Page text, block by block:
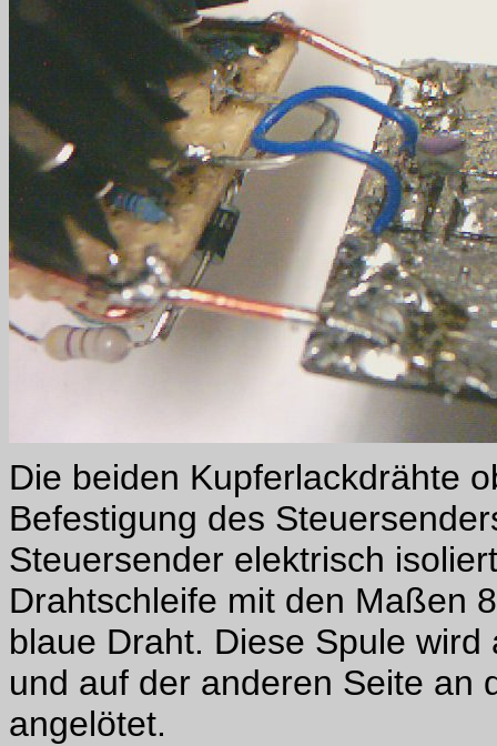
Die beiden Kupferlackdrähte
Befestigung des
Steuersender elektrisch
Drahtschleife mit den Maßen
blaue Draht. Diese Spule
und auf der anderen Seite an
angelötet.